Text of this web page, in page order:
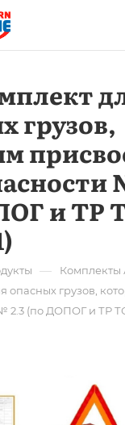
грузов,
и ТР
— Комплекты
опасных грузов,
2.3 (по ДОПОГ и ТР ТС